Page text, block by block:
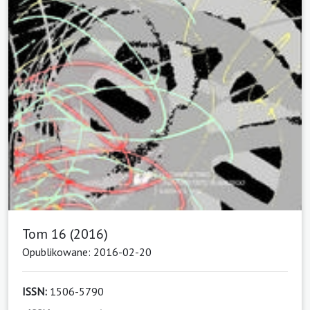
Tom 16 (2016)
Opublikowane: 2016-02-20
ISSN: 1506-5790